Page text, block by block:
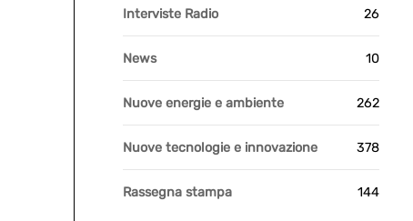
Interviste Radio 26
News 10
Nuove energie e ambiente 262
Nuove tecnologie e innovazione 378
Rassegna stampa 144